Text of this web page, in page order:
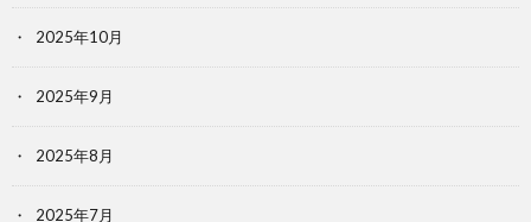
2025年10月
2025年9月
2025年8月
2025年7月